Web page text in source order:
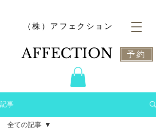
​（株）アフェクション
​AFFECTION 予約
記事
全ての記事